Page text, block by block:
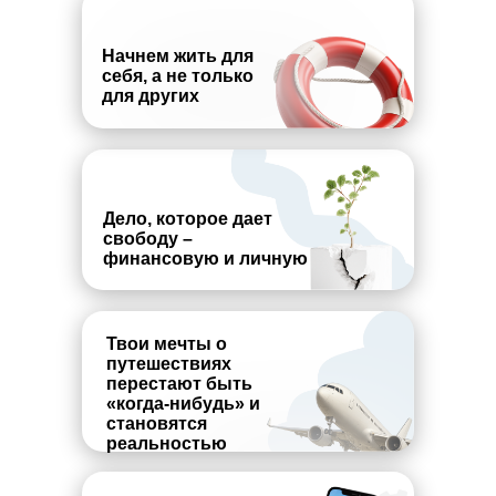
Дело, которое дает
свободу –
финансовую и личную
Твои мечты о
путешествиях
перестают быть
«когда-нибудь» и
становятся
реальностью
Начнем жить для
себя, а не только
для других